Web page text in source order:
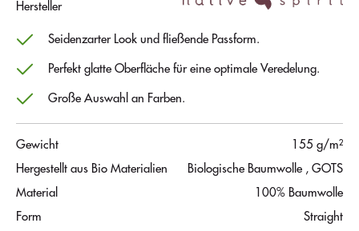
Hersteller
Seidenzarter Look und fließende Passform.
Perfekt glatte Oberfläche für eine optimale Veredelung.
Große Auswahl an Farben.
Gewicht
155 g/m²
Hergestellt aus Bio Materialien
Biologische Baumwolle , GOTS
Material
100% Baumwolle
Form
Straight